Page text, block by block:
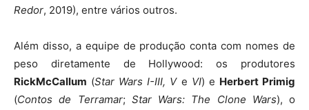
Redor, 2019), entre vários outros.
Além disso, a equipe de produção conta com nomes de
peso diretamente de Hollywood: os produtores
RickMcCallum (Star Wars I-III, V e VI) e Herbert Primig
(Contos de Terramar; Star Wars: The Clone Wars), o